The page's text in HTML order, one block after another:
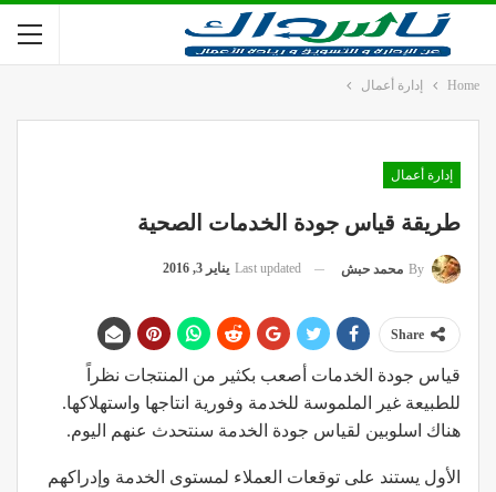
Home إدارة أعمال
إدارة أعمال
طريقة قياس جودة الخدمات الصحية
By محمد حبش Last updated يناير 3, 2016
Share
قياس جودة الخدمات أصعب بكثير من المنتجات نظراً
للطبيعة غير الملموسة للخدمة وفورية انتاجها واستهلاكها.
هناك اسلوبين لقياس جودة الخدمة سنتحدث عنهم اليوم.
الأول يستند على توقعات العملاء لمستوى الخدمة وإدراكهم